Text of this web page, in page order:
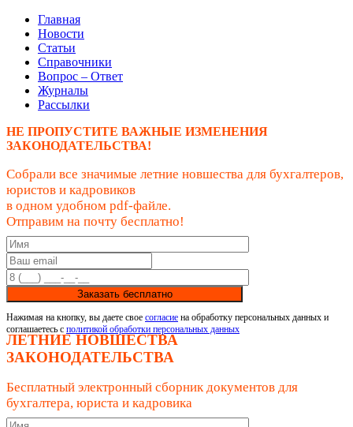
Главная
Новости
Статьи
Справочники
Вопрос – Ответ
Журналы
Рассылки
НЕ ПРОПУСТИТЕ ВАЖНЫЕ ИЗМЕНЕНИЯ
ЗАКОНОДАТЕЛЬСТВА!
Собрали все значимые летние новшества для бухгалтеров,
юристов и кадровиков
в одном удобном pdf-файле.
Отправим на почту бесплатно!
Заказать бесплатно
Нажимая на кнопку, вы даете свое согласие на обработку персональных данных и
соглашаетесь с политикой обработки персональных данных
ЛЕТНИЕ НОВШЕСТВА
ЗАКОНОДАТЕЛЬСТВА
Бесплатный электронный сборник документов для
бухгалтера, юриста и кадровика